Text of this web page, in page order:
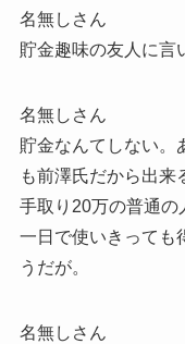
名無しさん
貯金趣味の友人に言
名無しさん
貯金なんてしない。
も前澤氏だから出来
手取り20万の普通の
一日で使いきっても
うだが。
名無しさん